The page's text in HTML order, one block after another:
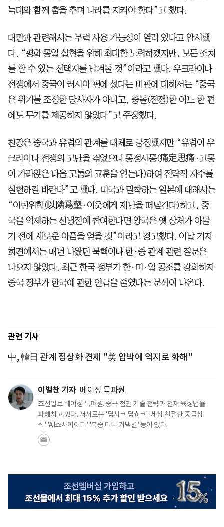
늑대와 함께 춤을 추며 나라를 지켜야 한다”고 했다.
대만과 관련해서는 무력 사용 가능성이 열려 있다고 암시했
다. “평화 통일 실현을 위해 최대한 노력하겠지만, 모든 조처
를 할 수 있는 선택지를 남겨둘 것”이라고 했다. 우크라이나
전쟁에서 중국이 러시아 편에 섰다는 비판에 대해서는 “중국
은 위기를 조성한 당사자가 아니고, 충돌(전쟁)한 어느 한 편
에도 무기를 제공하지 않았다”고 주장했다.
친강은 중국과 유럽의 관계를 대체로 긍정했지만 “유럽이 우
크라이나 전쟁의 고난을 겪었으니 통정사통(痛定思痛·고통
이 가라앉은 다음 고통의 교훈을 얻는다)하여 전략적 자주를
실현하길 바란다”고 했다. 미국과 밀착하는 일본에 대해서는
“이린위학(以隣爲壑·이웃에게 재난을 떠넘긴다)하고, 중
국을 억제하는 신냉전에 참여한다면 양국은 옛 상처가 아물
기 전에 새로운 아픔을 얻을 것”이라고 경고했다. 이날 기자
회견에서는 매년 나왔던 북핵이나 한·중 관계 관련 질문은
나오지 않았다. 최근 한국 정부가 한·미·일 공조를 강화하자
중국 정부가 한국에 관한 언급을 줄였다는 분석이 나온다.
관련 기사
中, 韓日 관계 정상화 견제 "美 압박에 억지로 화해"
이벌찬 기자 베이징 특파원
조선일보 베이징 특파원. 중국 첨단 기술 전략과 천재 육성법을
파헤치고 있다. 저서로는 '딥시크 딥쇼크' '세상 친절한 중국상
식' 'AI소사이어티' '북중 머니 커넥션' 등이 있다.